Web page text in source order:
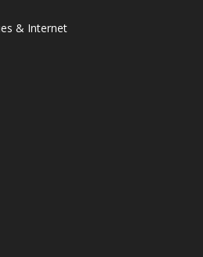
& Internet